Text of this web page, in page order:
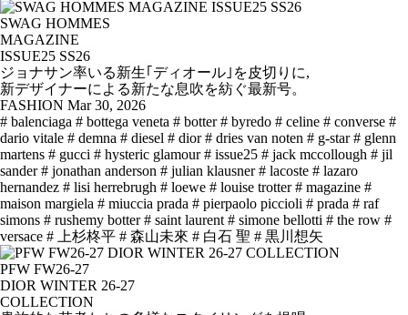
SWAG HOMMES
MAGAZINE
ISSUE25 SS26
ジョナサン率いる新生｢ディオール｣を皮切りに,
新デザイナーによる新たな息吹を紡ぐ最新号。
FASHION Mar 30, 2026
# balenciaga # bottega veneta # botter # byredo # celine # converse #
dario vitale # demna # diesel # dior # dries van noten # g-star # glenn
martens # gucci # hysteric glamour # issue25 # jack mccollough # jil
sander # jonathan anderson # julian klausner # lacoste # lazaro
hernandez # lisi herrebrugh # loewe # louise trotter # magazine #
maison margiela # miuccia prada # pierpaolo piccioli # prada # raf
simons # rushemy botter # saint laurent # simone bellotti # the row #
versace # 上杉柊平 # 森山未來 # 白石 聖 # 黒川想矢
PFW FW26-27
DIOR WINTER 26-27
COLLECTION